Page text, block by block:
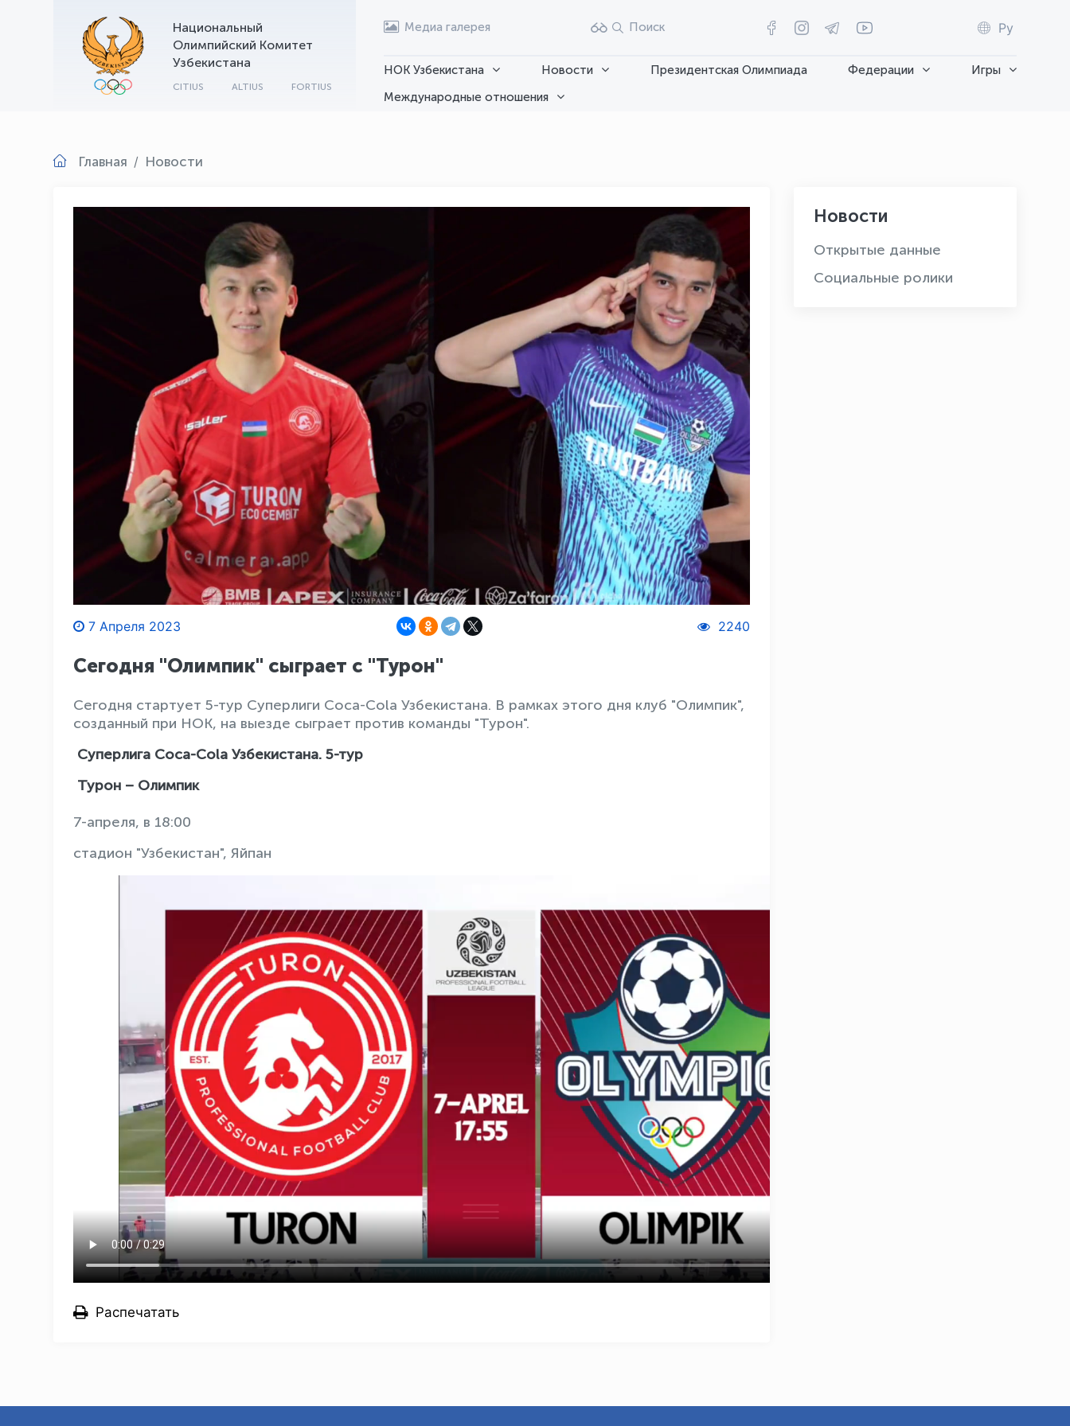
Национальный
Олимпийский Комитет
Узбекистана
CITIUS ALTIUS FORTIUS
Медиа галерея Поиск Ру
НОК Узбекистана Новости Президентская Олимпиада Федерации
Игры
Международные отношения
Главная Новости
7 Апреля 2023 2240
Сегодня "Олимпик" сыграет с "Турон"
Сегодня стартует 5-тур Суперлиги Coca-Cola Узбекистана. В рамках этого дня клуб "Олимпик",
созданный при НОК, на выезде сыграет против команды "Турон".
Суперлига Coca-Cola Узбекистана. 5-тур
Турон – Oлимпик
7-апреля, в 18:00
стадион "Узбекистан", Яйпан
Распечатать
Новости
Открытые данные
Социальные ролики